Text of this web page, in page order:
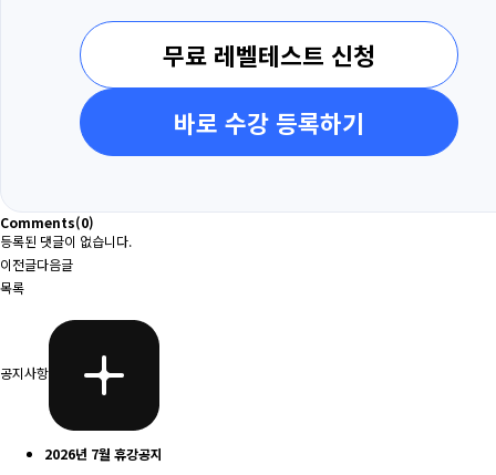
무료 레벨테스트 신청
바로 수강 등록하기
Comments(0)
등록된 댓글이 없습니다.
이전글다음글
목록
공지사항
2026년 7월 휴강공지